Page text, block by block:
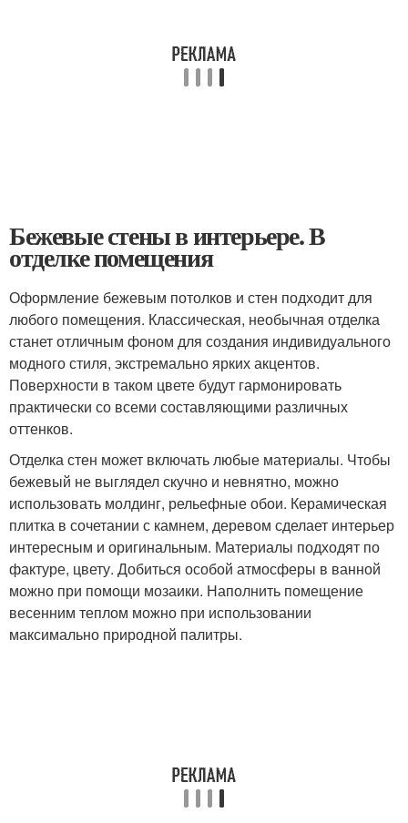
Бежевые стены в интерьере. В
отделке помещения
Оформление бежевым потолков и стен подходит для
любого помещения. Классическая, необычная отделка
станет отличным фоном для создания индивидуального
модного стиля, экстремально ярких акцентов.
Поверхности в таком цвете будут гармонировать
практически со всеми составляющими различных
оттенков.
Отделка стен может включать любые материалы. Чтобы
бежевый не выглядел скучно и невнятно, можно
использовать молдинг, рельефные обои. Керамическая
плитка в сочетании с камнем, деревом сделает интерьер
интересным и оригинальным. Материалы подходят по
фактуре, цвету. Добиться особой атмосферы в ванной
можно при помощи мозаики. Наполнить помещение
весенним теплом можно при использовании
максимально природной палитры.